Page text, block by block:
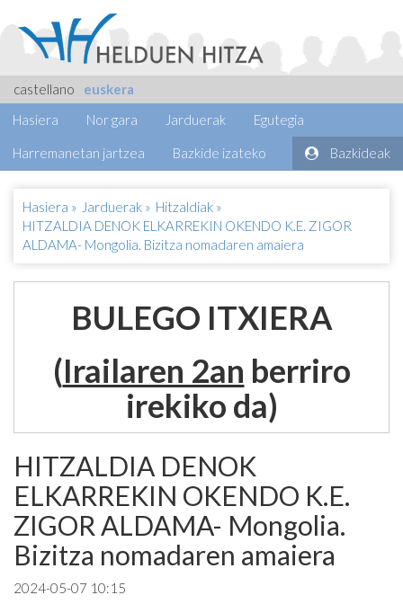
castellano
euskera
Hasiera
Nor gara Jarduerak Egutegia
Harremanetan jartzea Bazkide izateko Bazkideak
Hasiera » Jarduerak » Hitzaldiak »
HITZALDIA DENOK ELKARREKIN OKENDO K.E. ZIGOR
ALDAMA- Mongolia. Bizitza nomadaren amaiera
BULEGO ITXIERA
(Irailaren 2an berriro
irekiko da)
HITZALDIA DENOK
ELKARREKIN OKENDO K.E.
ZIGOR ALDAMA- Mongolia.
Bizitza nomadaren amaiera
2024-05-07 10:15